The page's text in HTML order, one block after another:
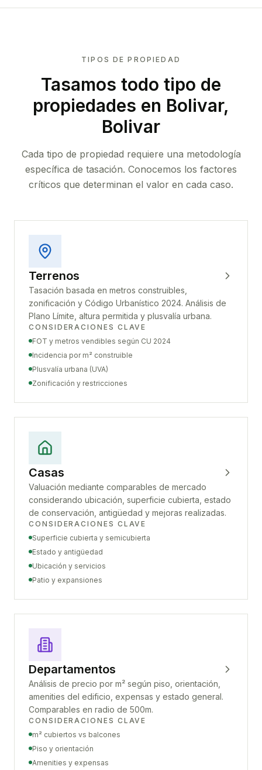
TIPOS DE PROPIEDAD
Tasamos todo tipo de
propiedades en Bolivar,
Bolivar
Cada tipo de propiedad requiere una metodología
específica de tasación. Conocemos los factores
críticos que determinan el valor en cada caso.
Terrenos
Tasación basada en metros construibles,
zonificación y Código Urbanístico 2024. Análisis de
Plano Límite, altura permitida y plusvalía urbana.
CONSIDERACIONES CLAVE
FOT y metros vendibles según CU 2024
Incidencia por m² construible
Plusvalía urbana (UVA)
Zonificación y restricciones
Casas
Valuación mediante comparables de mercado
considerando ubicación, superficie cubierta, estado
de conservación, antigüedad y mejoras realizadas.
CONSIDERACIONES CLAVE
Superficie cubierta y semicubierta
Estado y antigüedad
Ubicación y servicios
Patio y expansiones
Departamentos
Análisis de precio por m² según piso, orientación,
amenities del edificio, expensas y estado general.
Comparables en radio de 500m.
CONSIDERACIONES CLAVE
m² cubiertos vs balcones
Piso y orientación
Amenities y expensas